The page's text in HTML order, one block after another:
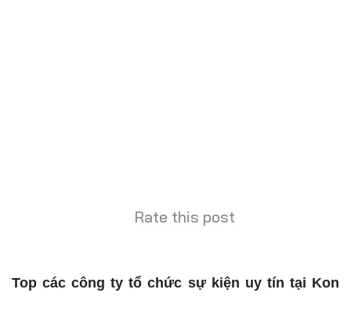
Rate this post
Top các công ty tổ chức sự kiện uy tín tại Kon